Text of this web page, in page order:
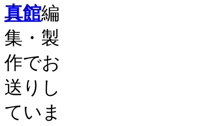
真館編
集・製
作でお
送りし
ていま